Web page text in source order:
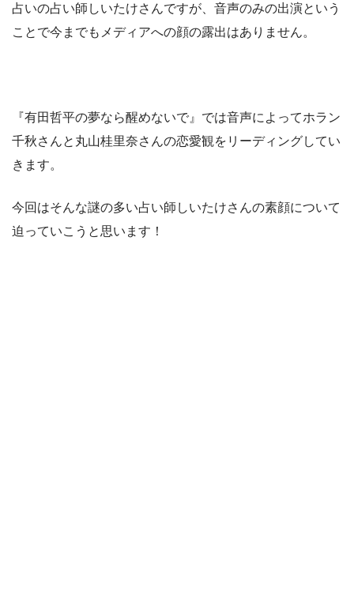
占いの占い師しいたけさんですが、音声のみの出演という
ことで今までもメディアへの顔の露出はありません。
『有田哲平の夢なら醒めないで』では音声によってホラン
千秋さんと丸山桂里奈さんの恋愛観をリーディングしてい
きます。
今回はそんな謎の多い占い師しいたけさんの素顔について
迫っていこうと思います！